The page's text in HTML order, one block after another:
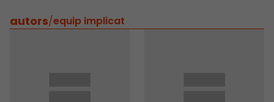
autors/equip implicat